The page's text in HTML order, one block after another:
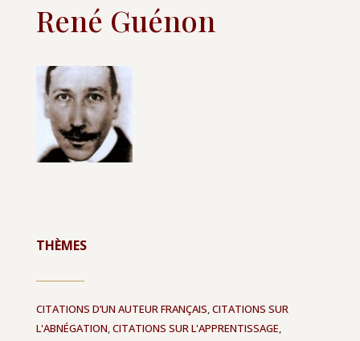
René Guénon
THÈMES
CITATIONS D’UN AUTEUR FRANÇAIS,CITATIONS SUR
L'ABNÉGATION,CITATIONS SUR L'APPRENTISSAGE,